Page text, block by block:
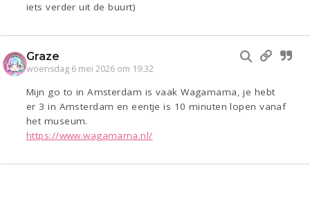
iets verder uit de buurt)
Graze
woensdag 6 mei 2026 om 19:32
Mijn go to in Amsterdam is vaak Wagamama, je hebt
er 3 in Amsterdam en eentje is 10 minuten lopen vanaf
het museum.
https://www.wagamama.nl/